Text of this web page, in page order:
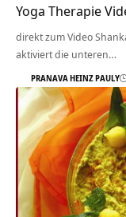
Yoga Therapie
direkt zum Video
aktiviert die unteren…
PRANAVA HEINZ PAULY